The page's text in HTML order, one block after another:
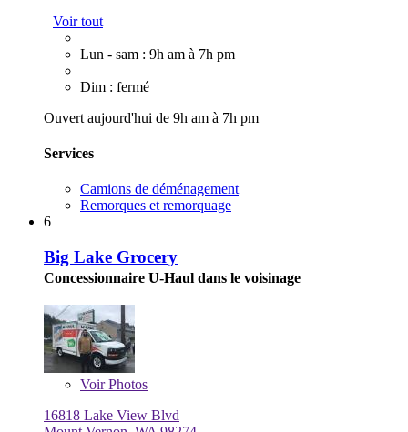
Voir tout
Lun - sam : 9h am à 7h pm
Dim : fermé
Ouvert aujourd'hui de 9h am à 7h pm
Services
Camions de déménagement
Remorques et remorquage
6
Big Lake Grocery
Concessionnaire U-Haul dans le voisinage
VoirPhotos
16818 Lake View Blvd